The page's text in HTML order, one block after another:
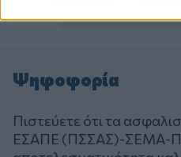
Ψηφοφορία
Πιστεύετε ότι τα
ΕΣΑΠΕ (ΠΣΣΑΣ)-ΣΕΜΑ-